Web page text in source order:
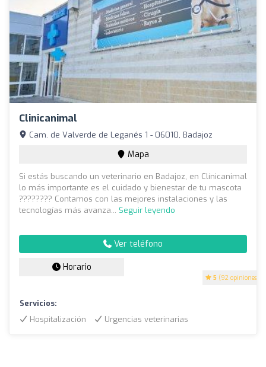
Clinicanimal
5 (92 opiniones)
Cam. de Valverde de Leganés 1 - 06010, Badajoz
Mapa
Si estás buscando un veterinario en Badajoz, en Clínicanimal
lo más importante es el cuidado y bienestar de tu mascota
???????? Contamos con las mejores instalaciones y las
tecnologías más avanza... Seguir leyendo
Ver teléfono
Horario
Servicios:
Hospitalización
Urgencias veterinarias